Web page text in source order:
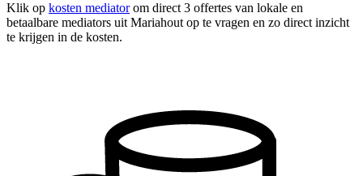
Klik op kosten mediatorom direct 3 offertes van lokale en
betaalbare mediators uit Mariahout op te vragen en zo direct inzicht
te krijgen in de kosten.